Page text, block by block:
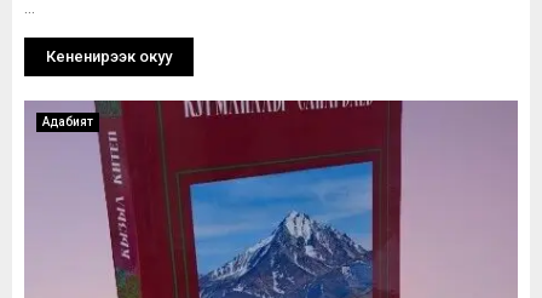
Кененирээк окуу
Адабият